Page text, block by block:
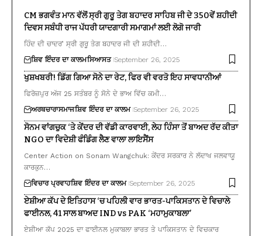
CM ਭਗਵੰਤ ਮਾਨ ਵੱਲੋਂ ਸ੍ਰੀ ਗੁਰੂ ਤੇਗ ਬਹਾਦਰ ਸਾਹਿਬ ਜੀ ਦੇ 350ਵੇਂ ਸ਼ਹੀਦੀ
ਦਿਵਸ ਸਬੰਧੀ ਰਾਜ ਪੱਧਰੀ ਯਾਦਗਾਰੀ ਸਮਾਗਮਾਂ ਲਈ ਲੋਗੋ ਜਾਰੀ
ਹਿੰਦ ਦੀ ਚਾਦਰ’ ਸ੍ਰੀ ਗੁਰੂ ਤੇਗ ਬਹਾਦਰ ਜੀ ਦੀ ਸ਼ਹੀਦੀ…
ਸ਼ਿਵ ਇੰਦਰ ਦਾ ਕਾਲਮਸਿਆਸਤ September 26, 2025
ਖੁਸ਼ਖਬਰੀ! ਡਿੱਗ ਗਿਆ ਸੋਨੇ ਦਾ ਰੇਟ, ਫਿਰ ਵੀ ਵਰਤੋ ਇਹ ਸਾਵਧਾਨੀਆਂ
ਫਿਰੋਜ਼ਪੁਰ ਅੱਜ 25 ਸਤੰਬਰ ਨੂੰ ਸੋਨੇ ਦੇ ਭਾਅ ਵਿੱਚ ਕਮੀ…
ਅਰਥਚਾਰਾਸਮਾਜਸ਼ਿਵ ਇੰਦਰ ਦਾ ਕਾਲਮ September 26, 2025
ਸੋਨਮ ਵਾਂਗਚੁਕ ‘ਤੇ ਕੇਂਦਰ ਦੀ ਵੱਡੀ ਕਾਰਵਾਈ, ਲੇਹ ਹਿੰਸਾ ਤੋਂ ਬਾਅਦ ਰੱਦ ਕੀਤਾ
NGO ਦਾ ਵਿਦੇਸ਼ੀ ਫੰਡਿੰਗ ਲੈਣ ਵਾਲਾ ਲਾਇਸੈਂਸ
Center Action on Sonam Wangchuk: ਕੇਂਦਰ ਸਰਕਾਰ ਨੇ ਲੱਦਾਖ ਜਲਵਾਯੂ
ਕਾਰਕੁਨ…
ਵਿਚਾਰ ਪ੍ਰਵਾਹਸ਼ਿਵ ਇੰਦਰ ਦਾ ਕਾਲਮ September 26, 2025
ਏਸ਼ੀਆ ਕੱਪ ਦੇ ਇਤਿਹਾਸ ‘ਚ ਪਹਿਲੀ ਵਾਰ ਭਾਰਤ-ਪਾਕਿਸਤਾਨ ਦੇ ਵਿਚਾਲੇ
ਫਾਈਨਲ, 41 ਸਾਲ ਬਾਅਦ IND vs PAK ‘ਮਹਾਮੁਕਾਬਲਾ’
ਏਸ਼ੀਆ ਕੱਪ 2025 ਦਾ ਫਾਈਨਲ ਮੁਕਾਬਲਾ ਭਾਰਤ ਤੇ ਪਾਕਿਸਤਾਨ ਦੇ ਵਿਚਕਾਰ